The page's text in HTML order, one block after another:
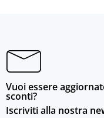
Vuoi essere
sconti?
Iscriviti alla nostra